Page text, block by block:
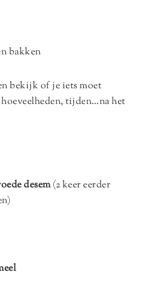
bakken
bekijk of je iets moet
hoeveelheden, tijden…na het
desem(2 keer eerder